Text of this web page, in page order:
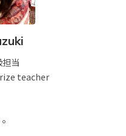
当
teacher